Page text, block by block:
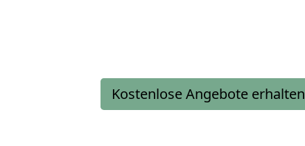
Kostenlose Angebote erhalten